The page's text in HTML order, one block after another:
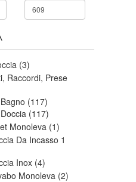
(3)
Raccordi, Prese
(117)
(117)
Monoleva (1)
Da Incasso 1
Inox (4)
Monoleva (2)